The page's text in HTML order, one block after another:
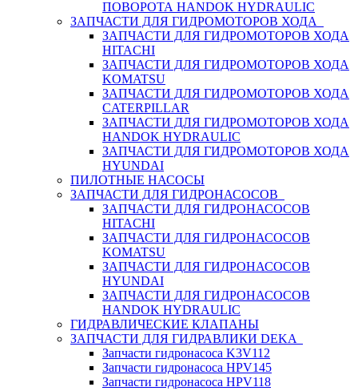
ПОВОРОТА HANDOK HYDRAULIC
ЗАПЧАСТИ ДЛЯ ГИДРОМОТОРОВ ХОДА
ЗАПЧАСТИ ДЛЯ ГИДРОМОТОРОВ ХОДА
HITACHI
ЗАПЧАСТИ ДЛЯ ГИДРОМОТОРОВ ХОДА
KOMATSU
ЗАПЧАСТИ ДЛЯ ГИДРОМОТОРОВ ХОДА
CATERPILLAR
ЗАПЧАСТИ ДЛЯ ГИДРОМОТОРОВ ХОДА
HANDOK HYDRAULIC
ЗАПЧАСТИ ДЛЯ ГИДРОМОТОРОВ ХОДА
HYUNDAI
ПИЛОТНЫЕ НАСОСЫ
ЗАПЧАСТИ ДЛЯ ГИДРОНАСОСОВ
ЗАПЧАСТИ ДЛЯ ГИДРОНАСОСОВ
HITACHI
ЗАПЧАСТИ ДЛЯ ГИДРОНАСОСОВ
KOMATSU
ЗАПЧАСТИ ДЛЯ ГИДРОНАСОСОВ
HYUNDAI
ЗАПЧАСТИ ДЛЯ ГИДРОНАСОСОВ
HANDOK HYDRAULIC
ГИДРАВЛИЧЕСКИЕ КЛАПАНЫ
ЗАПЧАСТИ ДЛЯ ГИДРАВЛИКИ DEKA
Запчасти гидронасоса K3V112
Запчасти гидронасоса HPV145
Запчасти гидронасоса HPV118